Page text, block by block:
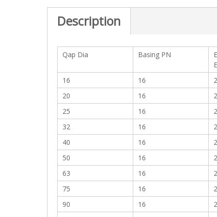
t
Description
Qap Dia Basing PN
16 16
20
16
25
16
32
16
40
16
50
16
63
16
75
16
90
16